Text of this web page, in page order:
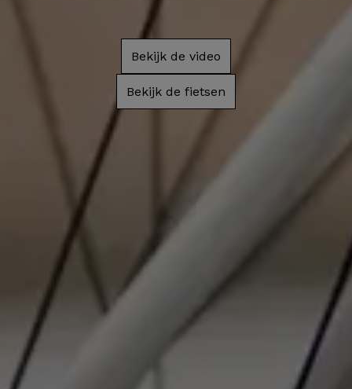
Bekijk de video
Bekijk de fietsen